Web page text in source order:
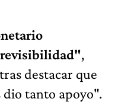
,
destacar que
tanto apoyo".